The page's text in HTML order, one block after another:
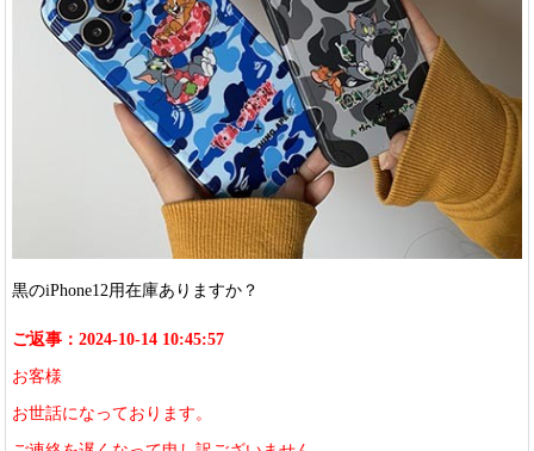
黒のiPhone12用在庫ありますか？
ご返事：2024-10-14 10:45:57
お客様
お世話になっております。